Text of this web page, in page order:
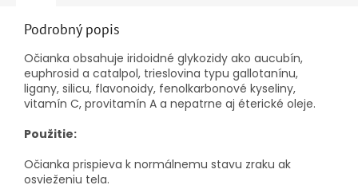
Podrobný popis
Očianka obsahuje iridoidné glykozidy ako aucubín,
euphrosid a catalpol, trieslovina typu gallotanínu,
ligany, silicu, flavonoidy, fenolkarbonové kyseliny,
vitamín C, provitamín A a nepatrne aj éterické oleje.
Použitie:
Očianka prispieva k normálnemu stavu zraku ak
osvieženiu tela.